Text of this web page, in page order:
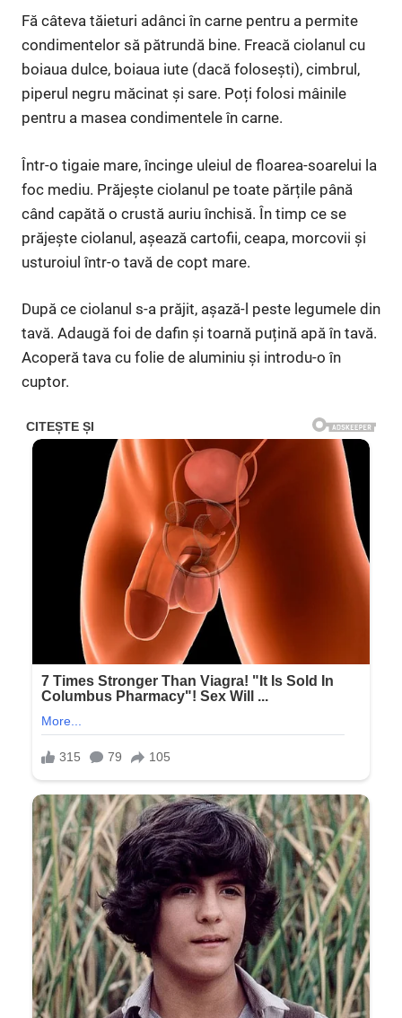
Fă câteva tăieturi adânci în carne pentru a permite
condimentelor să pătrundă bine. Freacă ciolanul cu
boiaua dulce, boiaua iute (dacă folosești), cimbrul,
piperul negru măcinat și sare. Poți folosi mâinile
pentru a masea condimentele în carne.
Într-o tigaie mare, încinge uleiul de floarea-soarelui la
foc mediu. Prăjește ciolanul pe toate părțile până
când capătă o crustă auriu închisă. În timp ce se
prăjește ciolanul, așează cartofii, ceapa, morcovii și
usturoiul într-o tavă de copt mare.
După ce ciolanul s-a prăjit, așază-l peste legumele din
tavă. Adaugă foi de dafin și toarnă puțină apă în tavă.
Acoperă tava cu folie de aluminiu și introdu-o în
cuptor.